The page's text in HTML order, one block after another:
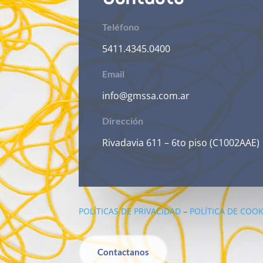
Teléfono
5411.4345.0400
Email
info@gmssa.com.ar
Dirección
Rivadavia 611 – 6to piso (C1002AAE)
POLÍTICAS DE PRIVACIDAD – POLÍTICA DE
Contactanos